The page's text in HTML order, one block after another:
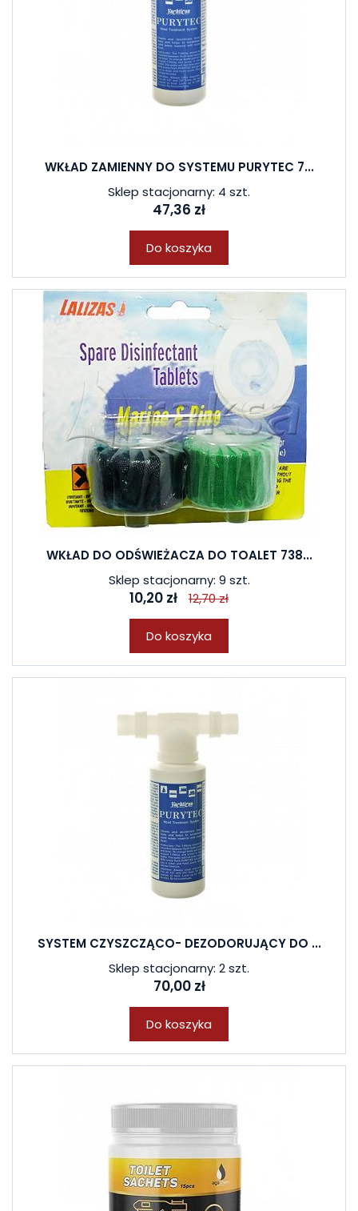
WKŁAD ZAMIENNY DO SYSTEMU PURYTEC 7...
Sklep stacjonarny: 4 szt.
47,36 zł
Do koszyka
WKŁAD DO ODŚWIEŻACZA DO TOALET 738...
Sklep stacjonarny: 9 szt.
10,20 zł 12,70 zł
Do koszyka
SYSTEM CZYSZCZĄCO- DEZODORUJĄCY DO ...
Sklep stacjonarny: 2 szt.
70,00 zł
Do koszyka